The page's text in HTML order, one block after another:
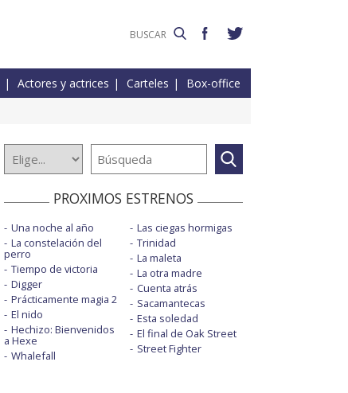
Actores y actrices Carteles Box-office
PROXIMOS ESTRENOS
Una noche al año
La constelación del
perro
Tiempo de victoria
Digger
Prácticamente magia 2
El nido
Hechizo: Bienvenidos
a Hexe
Whalefall
Las ciegas hormigas
Trinidad
La maleta
La otra madre
Cuenta atrás
Sacamantecas
Esta soledad
El final de Oak Street
Street Fighter